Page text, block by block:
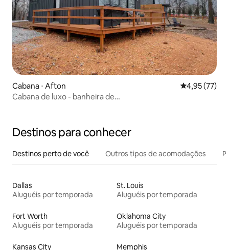
Cabana ⋅ Afton 4,95 de uma
4,95 (77)
Cabana de luxo - banheira de
Destinos para conhecer
Destinos perto de você Outros tipos de acomodações
Dallas
Aluguéis por temporada
St. Louis
Aluguéis por temporada
Fort Worth
Aluguéis por temporada
Oklahoma City
Aluguéis por temporada
Kansas City
Memphis